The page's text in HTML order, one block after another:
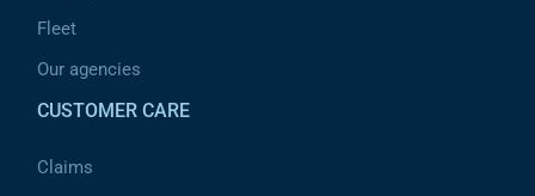
Fleet
Our agencies
CUSTOMER CARE
Claims